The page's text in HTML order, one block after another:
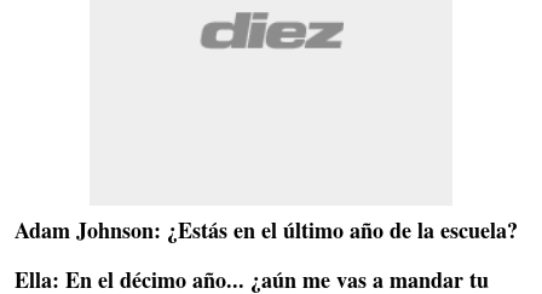
Adam Johnson: ¿Estás en el último año de la escuela?
Ella: En el décimo año... ¿aún me vas a mandar tu